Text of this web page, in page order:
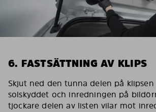
6. FASTSÄTTNING AV KLIPS
Skjut ned den tunna delen på
solskyddet och inredningen på
tjockare delen av listen vilar mot